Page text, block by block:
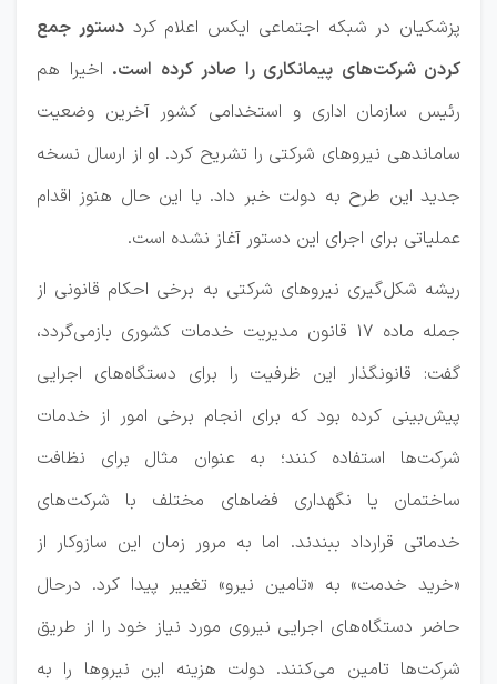
پزشکیان در شبکه اجتماعی ایکس اعلام کرددستور جمع
کردن شرکت‌های پیمانکاری را صادر کرده است. اخیرا هم
رئیس سازمان اداری و استخدامی کشور آخرین وضعیت
ساماندهی نیروهای شرکتی را تشریح کرد. او از ارسال نسخه
جدید این طرح به دولت خبر داد. با این حال هنوز اقدام
عملیاتی برای اجرای این دستور آغاز نشده است.
ریشه شکل‌گیری نیروهای شرکتی به برخی احکام قانونی از
جمله ماده ۱۷ قانون مدیریت خدمات کشوری بازمی‌گردد،
گفت: قانونگذار این ظرفیت را برای دستگاه‌های اجرایی
پیش‌بینی کرده بود که برای انجام برخی امور از خدمات
شرکت‌ها استفاده کنند؛ به عنوان مثال برای نظافت
ساختمان یا نگهداری فضاهای مختلف با شرکت‌های
خدماتی قرارداد ببندند. اما به مرور زمان این سازوکار از
«خرید خدمت» به «تامین نیرو» تغییر پیدا کرد. درحال
حاضر دستگاه‌های اجرایی نیروی مورد نیاز خود را از طریق
شرکت‌ها تامین می‌کنند. دولت هزینه این نیروها را به